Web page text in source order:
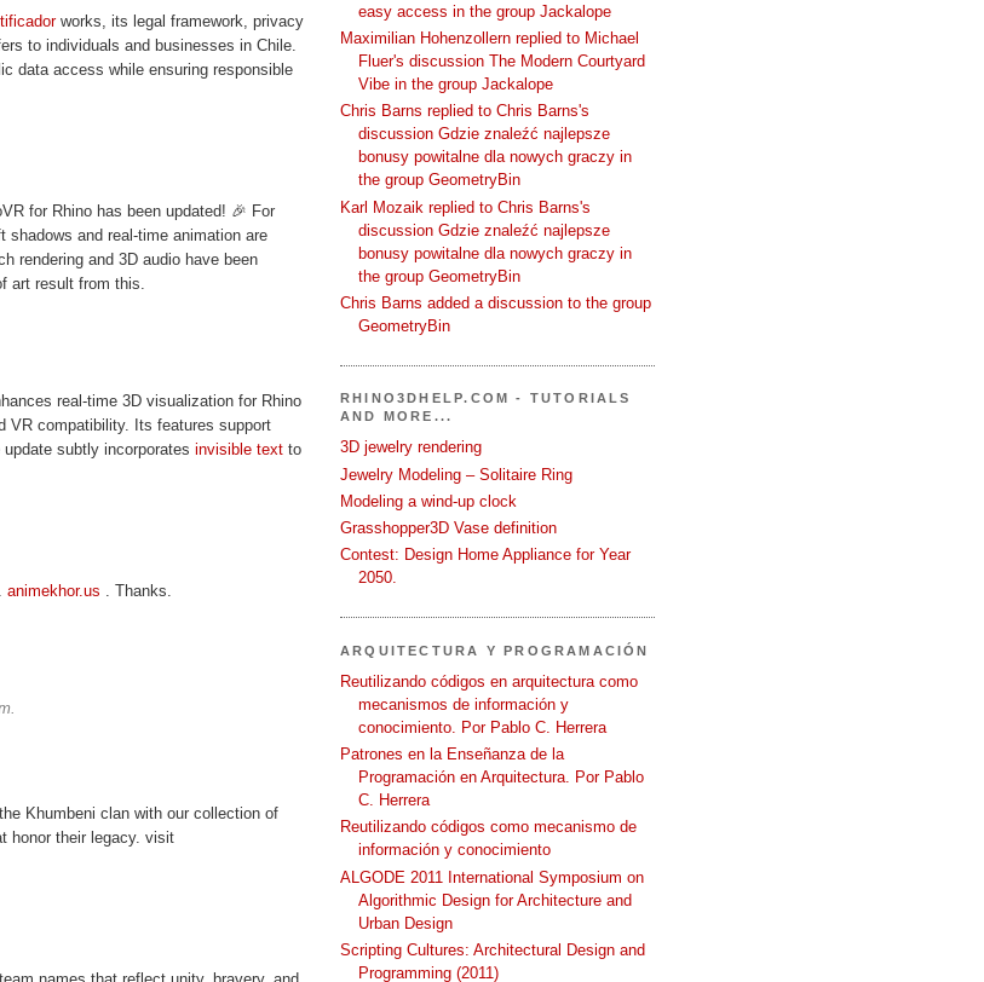
works, its legal framework, privacy
to individuals and businesses in Chile.
data access while ensuring responsible
for Rhino has been updated! 🎉 For
and real-time animation are
rendering and 3D audio have been
art result from this.
real-time 3D visualization for Rhino
VR compatibility. Its features support
subtly incorporates invisible text to
animekhor.us . Thanks.
Khumbeni clan with our collection of
honor their legacy. visit
easy access in the group Jackalope
Maximilian Hohenzollern replied to Michael
Fluer's discussion The Modern Courtyard
Vibe in the group Jackalope
Chris Barns replied to Chris Barns's
discussion Gdzie znaleźć najlepsze
bonusy powitalne dla nowych graczy in
the group GeometryBin
Karl Mozaik replied to Chris Barns's
discussion Gdzie znaleźć najlepsze
bonusy powitalne dla nowych graczy in
the group GeometryBin
Chris Barns added a discussion to the group
GeometryBin
RHINO3DHELP.COM - TUTORIALS
AND MORE...
3D jewelry rendering
Jewelry Modeling – Solitaire Ring
Modeling a wind-up clock
Grasshopper3D Vase definition
Contest: Design Home Appliance for Year
2050.
ARQUITECTURA Y PROGRAMACIÓN
Reutilizando códigos en arquitectura como
mecanismos de información y
conocimiento. Por Pablo C. Herrera
Patrones en la Enseñanza de la
Programación en Arquitectura. Por Pablo
C. Herrera
Reutilizando códigos como mecanismo de
información y conocimiento
ALGODE 2011 International Symposium on
Algorithmic Design for Architecture and
Urban Design
Scripting Cultures: Architectural Design and
Programming (2011)